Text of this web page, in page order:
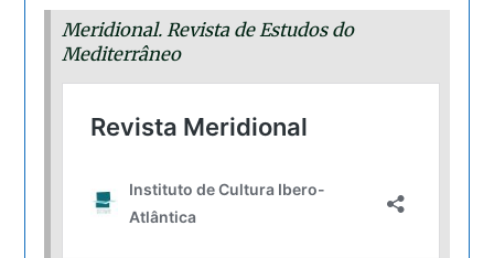
Meridional. Revista de Estudos do
Mediterrâneo